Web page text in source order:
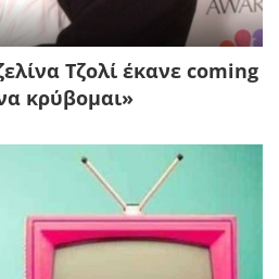
Τζολί έκανε coming
κρύβομαι»